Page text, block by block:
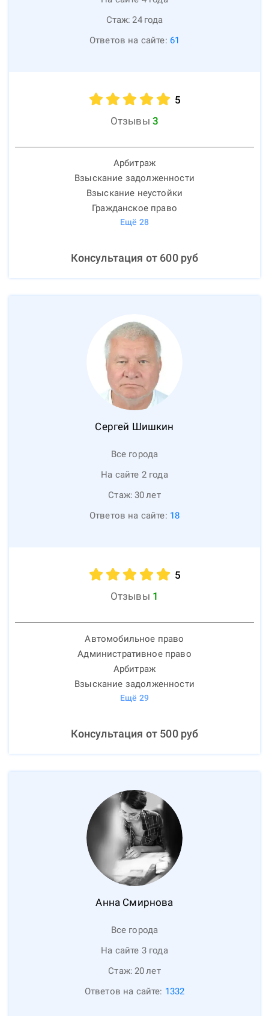
Стаж: 24 года
Ответов на сайте: 61
5
Отзывы 3
Арбитраж
Взыскание задолженности
Взыскание неустойки
Гражданское право
Ещё 28
Консультация от 600руб
Сергей Шишкин
Все города
На сайте 2 года
Стаж: 30лет
Ответов на сайте: 18
5
Отзывы 1
Автомобильное право
Административное право
Арбитраж
Взыскание задолженности
Ещё 29
Консультация от 500руб
Анна Смирнова
Все города
На сайте 3 года
Стаж: 20лет
Ответов на сайте: 1332